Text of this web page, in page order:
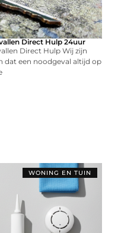
Direct Hulp 24uur
Direct Hulp Wij zijn
dat een noodgeval altijd op
WONING EN TUIN